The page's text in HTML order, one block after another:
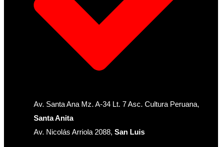
Av. Santa Ana Mz. A-34 Lt. 7 Asc. Cultura Peruana,
Santa Anita
Av. Nicolás Arriola 2088, San Luis